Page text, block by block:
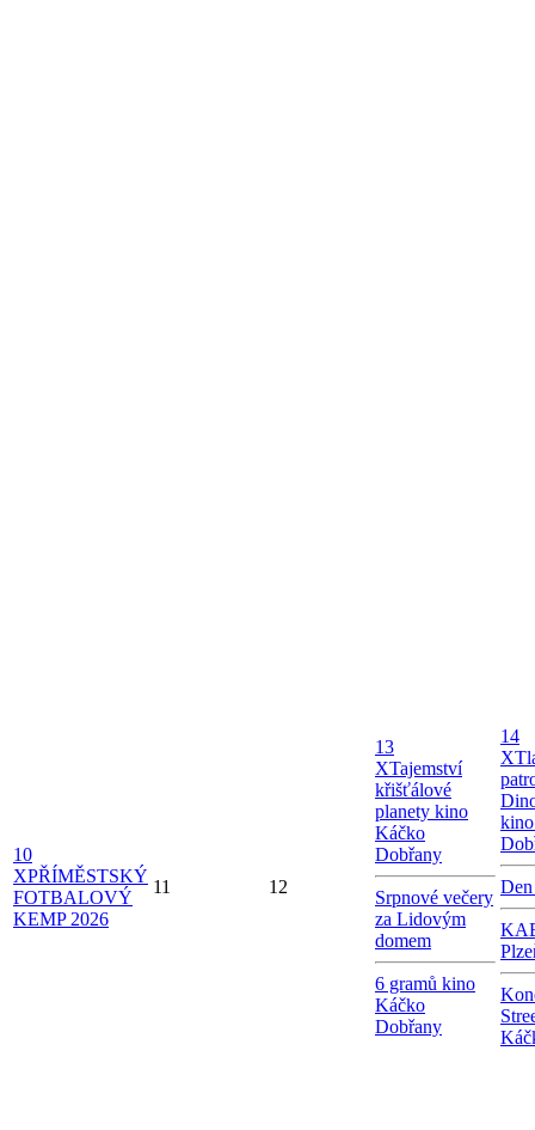
10
XPŘÍMĚSTSKÝ
FOTBALOVÝ
KEMP 2026
11 12
13
XTajemství
křišťálové
planety kino
Káčko
Dobřany
Srpnové večery
za Lidovým
domem
6 gramů kino
Káčko
Dobřany
14
X